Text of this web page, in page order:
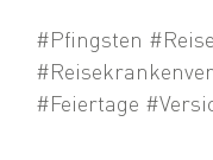
#Pfingsten
#Feiertage